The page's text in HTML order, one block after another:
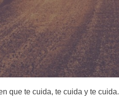
que te cuida, te cuida y te cuida.